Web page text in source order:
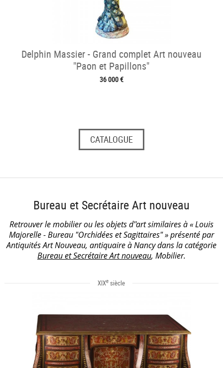
Delphin Massier - Grand complet Art nouveau
"Paon et Papillons"
36 000 €
CATALOGUE
Bureau et Secrétaire Art nouveau
Retrouver le mobilier ou les objets d''art similaires à « Louis
Majorelle - Bureau "Orchidées et Sagittaires" » présenté par
Antiquités Art Nouveau, antiquaire à Nancy dans la catégorie
Bureau et Secrétaire Art nouveau, Mobilier.
XIXe siècle